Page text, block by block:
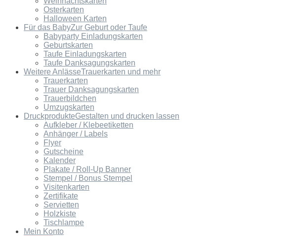
Osterkarten
Halloween Karten
Für das BabyZur Geburt oder Taufe
Babyparty Einladungskarten
Geburtskarten
Taufe Einladungskarten
Taufe Danksagungskarten
Weitere AnlässeTrauerkarten und mehr
Trauerkarten
Trauer Danksagungskarten
Trauerbildchen
Umzugskarten
DruckprodukteGestalten und drucken lassen
Aufkleber / Klebeetiketten
Anhänger / Labels
Flyer
Gutscheine
Kalender
Plakate / Roll-Up Banner
Stempel / Bonus Stempel
Visitenkarten
Zertifikate
Servietten
Holzkiste
Tischlampe
Mein Konto